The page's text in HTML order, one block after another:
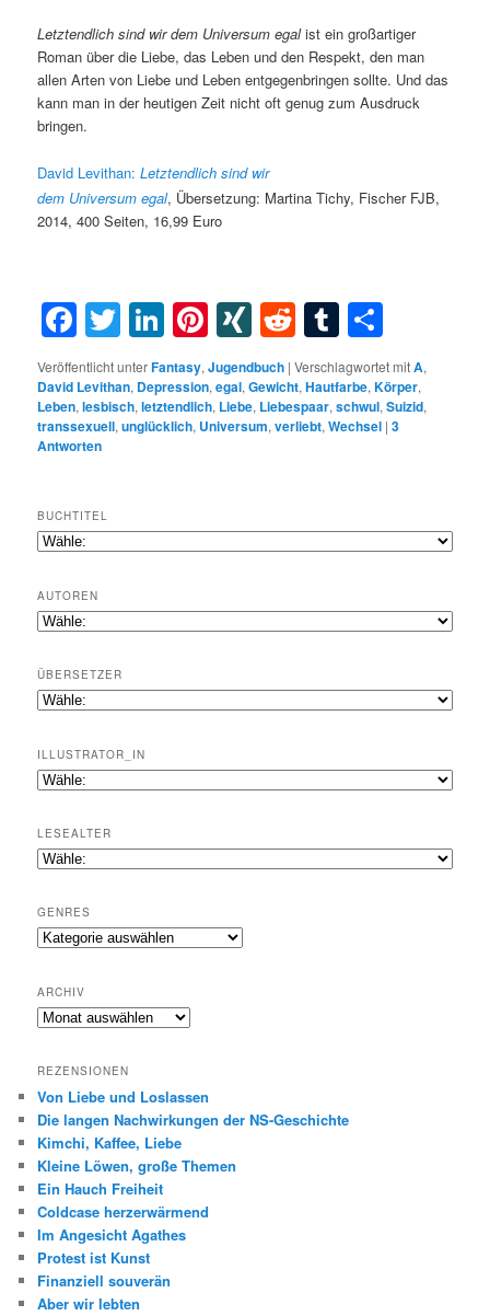
Letztendlich sind wir dem Universum egalist ein großartiger
Roman über die Liebe, das Leben und den Respekt, den man
allen Arten von Liebe und Leben entgegenbringen sollte. Und das
kann man in der heutigen Zeit nicht oft genug zum Ausdruck
bringen.
David Levithan:Letztendlich sind wir
dem Universum egal, Übersetzung: Martina Tichy, Fischer FJB,
2014, 400 Seiten, 16,99 Euro
Facebook
Twitter
LinkedIn
Pinterest
XINGRedditTumblr
Veröffentlicht unterFantasy,Jugendbuch |Verschlagwortet mitA,
David Levithan, Depression,egal,Gewicht,Hautfarbe,Körper,
Leben,lesbisch,letztendlich, Liebe, Liebespaar,schwul,Suizid,
transsexuell,unglücklich, Universum,verliebt,Wechsel |3
Antworten
BUCHTITEL
AUTOREN
ÜBERSETZER
ILLUSTRATOR_IN
LESEALTER
GENRES
Genres
ARCHIV
Archiv
REZENSIONEN
Von Liebe und Loslassen
Die langen Nachwirkungen der NS-Geschichte
Kimchi, Kaffee, Liebe
Kleine Löwen, große Themen
Ein Hauch Freiheit
Coldcase herzerwärmend
Im Angesicht Agathes
Protest ist Kunst
Finanziell souverän
Aber wir lebten